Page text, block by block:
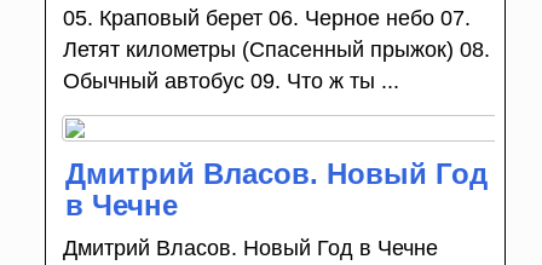
05. Краповый берет 06. Черное небо 07.
Летят километры (Спасенный прыжок) 08.
Обычный автобус 09. Что ж ты ...
Дмитрий Власов. Новый Год
в Чечне
Дмитрий Власов. Новый Год в Чечне